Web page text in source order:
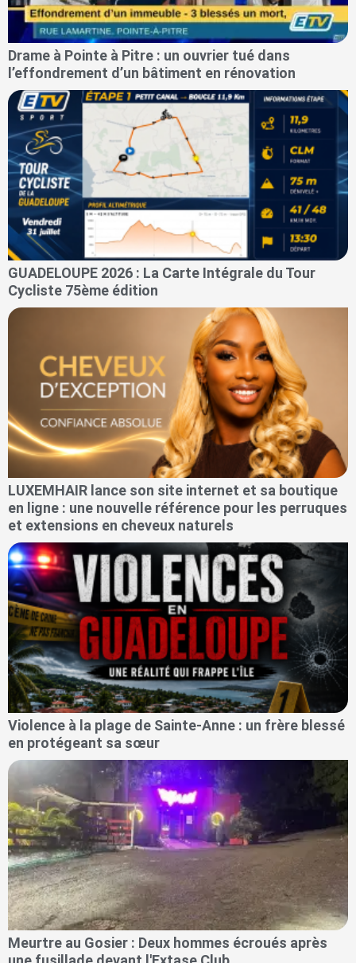
Drame à Pointe à Pitre : un ouvrier tué dans
l’effondrement d’un bâtiment en rénovation
GUADELOUPE 2026 : La Carte Intégrale du Tour
Cycliste 75ème édition
LUXEMHAIR lance son site internet et sa boutique
en ligne : une nouvelle référence pour les perruques
et extensions en cheveux naturels
Violence à la plage de Sainte-Anne : un frère blessé
en protégeant sa sœur
Meurtre au Gosier : Deux hommes écroués après